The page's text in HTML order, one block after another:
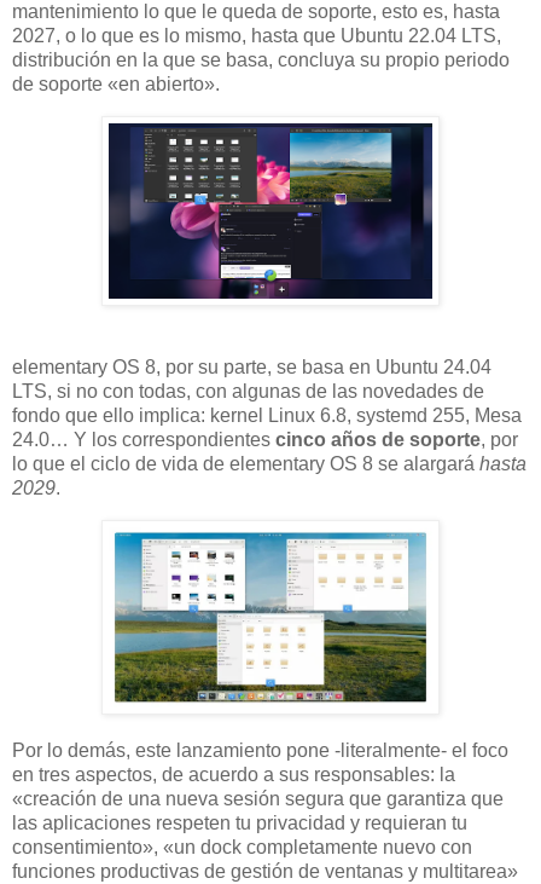
mantenimiento lo que le queda de soporte, esto es, hasta
2027, o lo que es lo mismo, hasta que Ubuntu 22.04 LTS,
distribución en la que se basa, concluya su propio periodo
de soporte «en abierto».
elementary OS 8, por su parte, se basa en Ubuntu 24.04
LTS, si no con todas, con algunas de las novedades de
fondo que ello implica: kernel Linux 6.8, systemd 255, Mesa
24.0… Y los correspondientes cinco años de soporte, por
lo que el ciclo de vida de elementary OS 8 se alargará hasta
2029.
Por lo demás, este lanzamiento pone -literalmente- el foco
en tres aspectos, de acuerdo a sus responsables: la
«creación de una nueva sesión segura que garantiza que
las aplicaciones respeten tu privacidad y requieran tu
consentimiento», «un dock completamente nuevo con
funciones productivas de gestión de ventanas y multitarea»